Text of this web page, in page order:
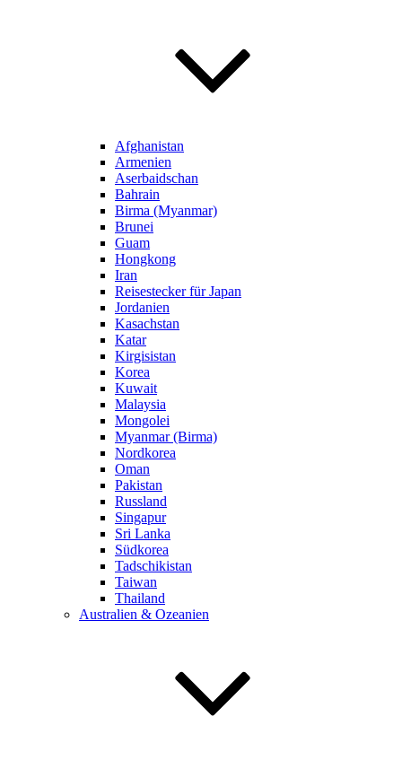
Afghanistan
Armenien
Aserbaidschan
Bahrain
Birma (Myanmar)
Brunei
Guam
Hongkong
Iran
Reisestecker für Japan
Jordanien
Kasachstan
Katar
Kirgisistan
Korea
Kuwait
Malaysia
Mongolei
Myanmar (Birma)
Nordkorea
Oman
Pakistan
Russland
Singapur
Sri Lanka
Südkorea
Tadschikistan
Taiwan
Thailand
Australien & Ozeanien